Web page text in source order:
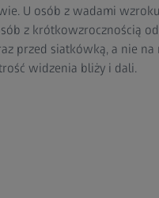
U osób z wadami
z krótkowzrocznością
przed siatkówką, a nie
widzenia bliży i dali.